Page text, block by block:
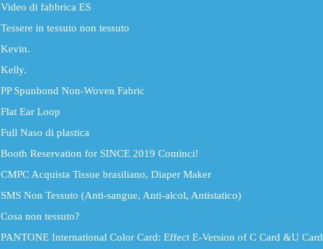
Video di fabbrica ES
Tessere in tessuto non tessuto
Kevin.
Kelly.
PP Spunbond Non-Woven Fabric
Flat Ear Loop
Full Naso di plastica
Booth Reservation for SINCE 2019 Cominci!
CMPC Acquista Tissue brasiliano, Diaper Maker
SMS Non Tessuto (Anti-sangue, Anti-alcol, Antistatico)
Cosa non tessuto?
PANTONE International Color Card: Effect E-Version of C Card &U Card